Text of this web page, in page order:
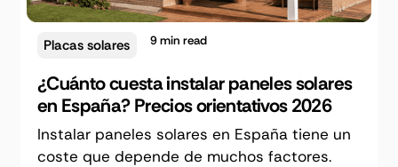
Placas solares 9min read
¿Cuánto cuesta instalar paneles solares
en España? Precios orientativos 2026
Instalar paneles solares en España tiene un
coste que depende de muchos factores.